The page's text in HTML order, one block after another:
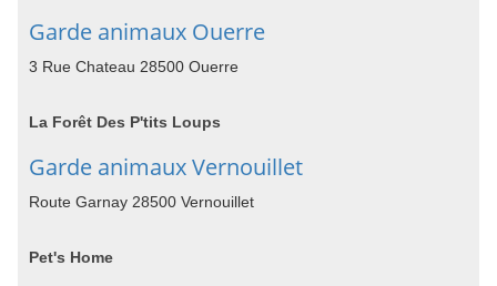
Garde animaux Ouerre
3 Rue Chateau 28500 Ouerre
La Forêt Des P'tits Loups
Garde animaux Vernouillet
Route Garnay 28500 Vernouillet
Pet's Home